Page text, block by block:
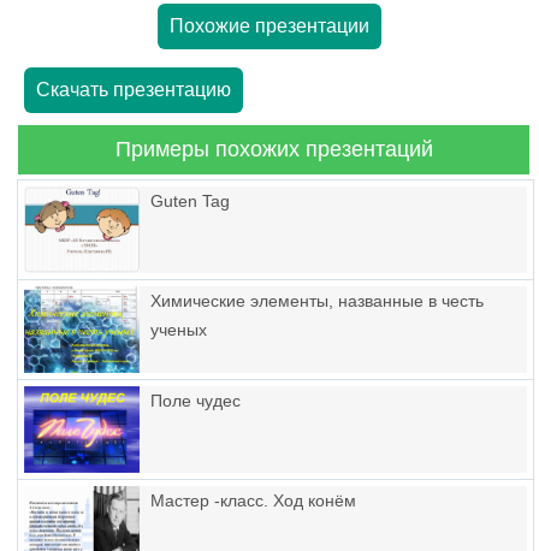
Похожие презентации
Скачать презентацию
Примеры похожих презентаций
Guten Tag
Химические элементы, названные в честь
ученых
Поле чудес
Мастер -класс. Ход конём